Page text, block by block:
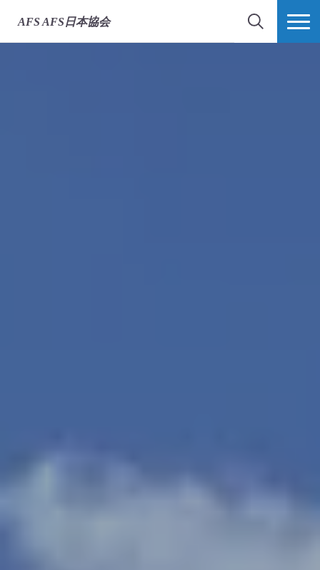
AFS AFS日本協会
検索 MORE